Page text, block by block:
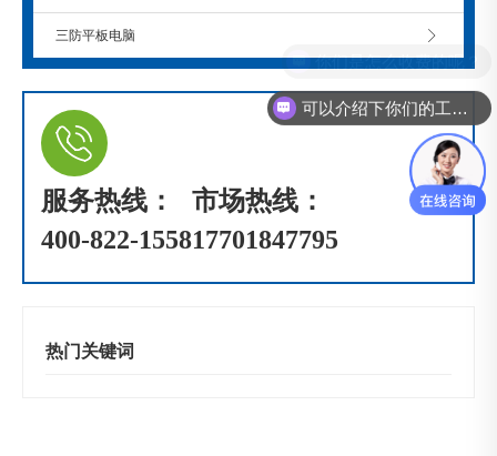
三防平板电脑
服务热线：
400-822-1558
市场热线：
17701847795
热门关键词
你们是怎么收费的呢？